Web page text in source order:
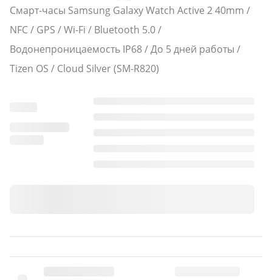
Смарт-часы Samsung Galaxy Watch Active 2 40mm /
NFC / GPS / Wi-Fi / Bluetooth 5.0 /
Водонепроницаемость IP68 / До 5 дней работы /
Tizen OS / Cloud Silver (SM-R820)